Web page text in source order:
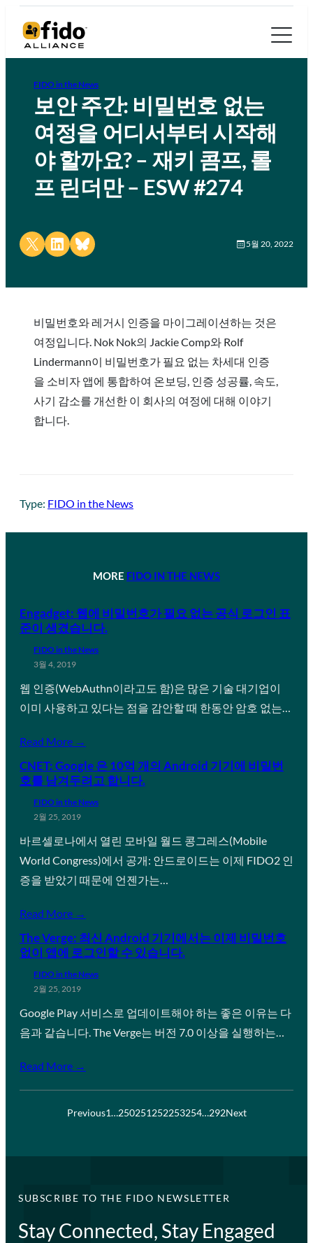
FIDO in the News
보안 주간: 비밀번호 없는
여정을 어디서부터 시작해
야 할까요? – 재키 콤프, 롤
프 린더만 – ESW #274
Share on X Share on LinkedIn
Share on Bluesky 5월 20, 2022
비밀번호와 레거시 인증을 마이그레이션하는 것은
여정입니다. Nok Nok의 Jackie Comp와 Rolf
Lindermann이 비밀번호가 필요 없는 차세대 인증
을 소비자 앱에 통합하여 온보딩, 인증 성공률, 속도,
사기 감소를 개선한 이 회사의 여정에 대해 이야기
합니다.
Type: FIDO in the News
MORE FIDO IN THE NEWS
Engadget: 웹에 비밀번호가 필요 없는 공식 로그인 표
준이 생겼습니다.
FIDO in the News
3월 4, 2019
웹 인증(WebAuthn이라고도 함)은 많은 기술 대기업이
이미 사용하고 있다는 점을 감안할 때 한동안 암호 없는…
Read More →
CNET: Google 은 10억 개의 Android 기기에 비밀번
호를 남겨두려고 합니다.
FIDO in the News
2월 25, 2019
바르셀로나에서 열린 모바일 월드 콩그레스(Mobile
World Congress)에서 공개: 안드로이드는 이제 FIDO2 인
증을 받았기 때문에 언젠가는…
Read More →
The Verge: 최신 Android 기기에서는 이제 비밀번호
없이 앱에 로그인할 수 있습니다.
FIDO in the News
2월 25, 2019
Google Play 서비스로 업데이트해야 하는 좋은 이유는 다
음과 같습니다. The Verge는 버전 7.0 이상을 실행하는…
Read More →
Previous1…250251252253254…292Next
SUBSCRIBE TO THE FIDO NEWSLETTER
Stay Connected, Stay Engaged